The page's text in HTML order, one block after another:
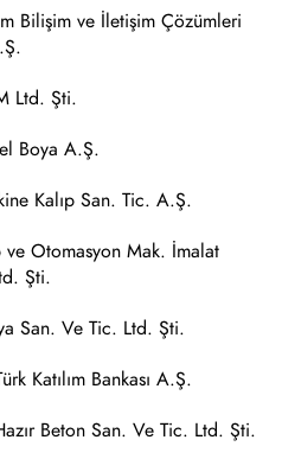
Bilişim ve İletişim Çözümleri
Ltd. Şti.
Boya A.Ş.
Kalıp San. Tic. A.Ş.
ve Otomasyon Mak. İmalat
Şti.
San. Ve Tic. Ltd. Şti.
Katılım Bankası A.Ş.
Beton San. Ve Tic. Ltd. Şti.